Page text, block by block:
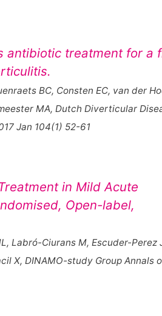
antibiotic treatment for a
BC, Consten EC, van der
MA, Dutch Diverticular
Jan 104(1) 52-61
in Mild Acute
Open-label,
Labró-Ciurans M, Escuder-Perez
X, DINAMO-study Group Annals